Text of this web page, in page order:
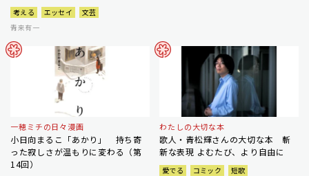
考える エッセイ
文芸
青来有一
一穂ミチの日々漫画
小日向まるこ「あかり」 持ち寄
った寂しさが温もりに変わる（第
14回）
わたしの大切な本
歌人・青松輝さんの大切な本 斬
新な表現 よむたび、より自由に
愛でる コミック 短歌